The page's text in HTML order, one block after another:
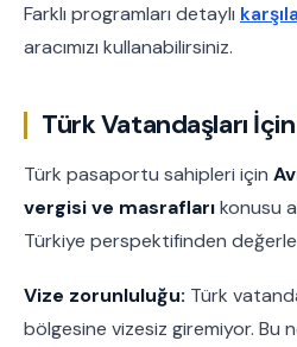
Farklı programları detaylı
aracımızı kullanabilirsiniz.
Türk Vatandaşları
Türk pasaportu sahipleri için
vergisi ve masraflarıkonusu
Türkiye perspektifinden
Vize zorunluluğu: Türk
bölgesine vizesiz giremiyor. Bu